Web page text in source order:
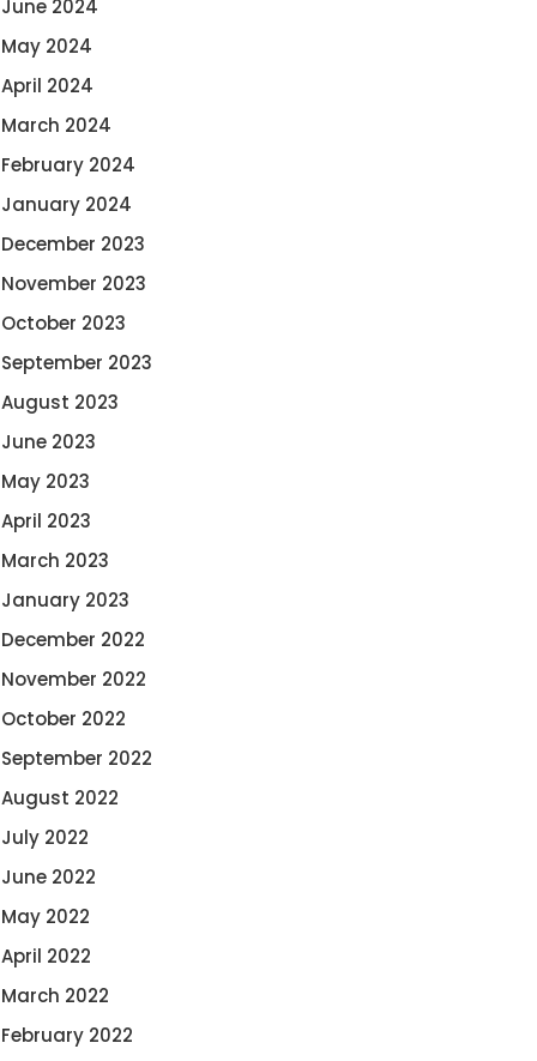
June 2024
May 2024
April 2024
March 2024
February 2024
January 2024
December 2023
November 2023
October 2023
September 2023
August 2023
June 2023
May 2023
April 2023
March 2023
January 2023
December 2022
November 2022
October 2022
September 2022
August 2022
July 2022
June 2022
May 2022
April 2022
March 2022
February 2022